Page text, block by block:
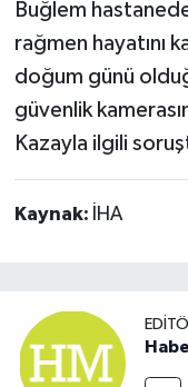
Buğlem
rağmen hayatını
doğum günü
güvenlik
Kazayla ilgili
Kaynak: İHA